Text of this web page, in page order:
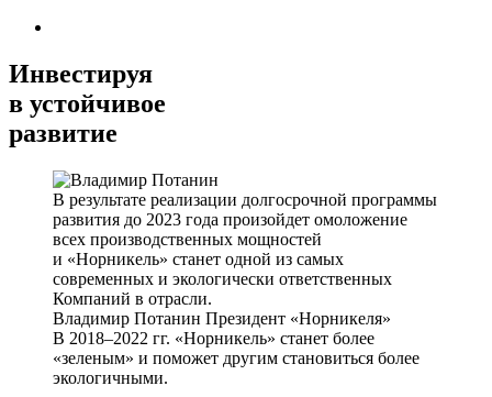
Инвестируя
в устойчивое
развитие
В результате реализации долгосрочной программы
развития до 2023 года произойдет омоложение
всех производственных мощностей
и «Норникель» станет одной из самых
современных и экологически ответственных
Компаний в отрасли.
Владимир Потанин Президент «Норникеля»
В 2018–2022 гг. «Норникель» станет более
«зеленым» и поможет другим становиться более
экологичными.